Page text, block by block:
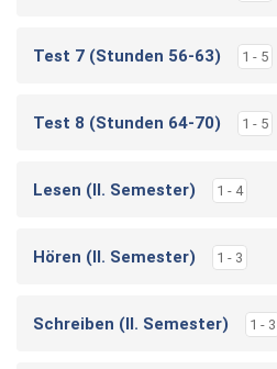
Test 7 (Stunden 56-63) 1 - 5
Test 8 (Stunden 64-70) 1 - 5
Lesen (IІ. Semester) 1 - 4
Hören (IІ. Semester) 1 - 3
Schreiben (IІ. Semester) 1 - 3